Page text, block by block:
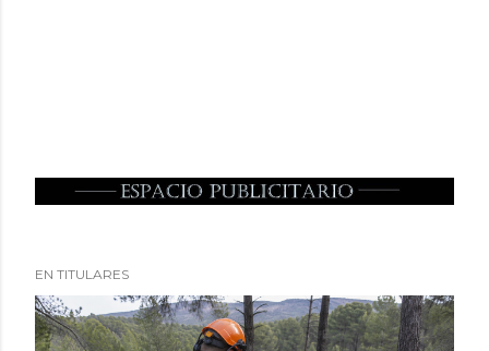
EN TITULARES